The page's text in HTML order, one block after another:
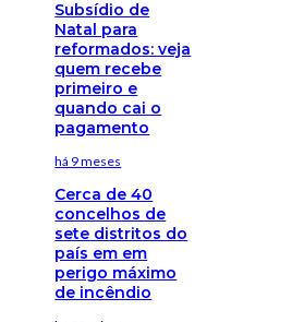
Subsídio de
Natal para
reformados: veja
quem recebe
primeiro e
quando cai o
pagamento
há 9 meses
Cerca de 40
concelhos de
sete distritos do
país em em
perigo máximo
de incêndio